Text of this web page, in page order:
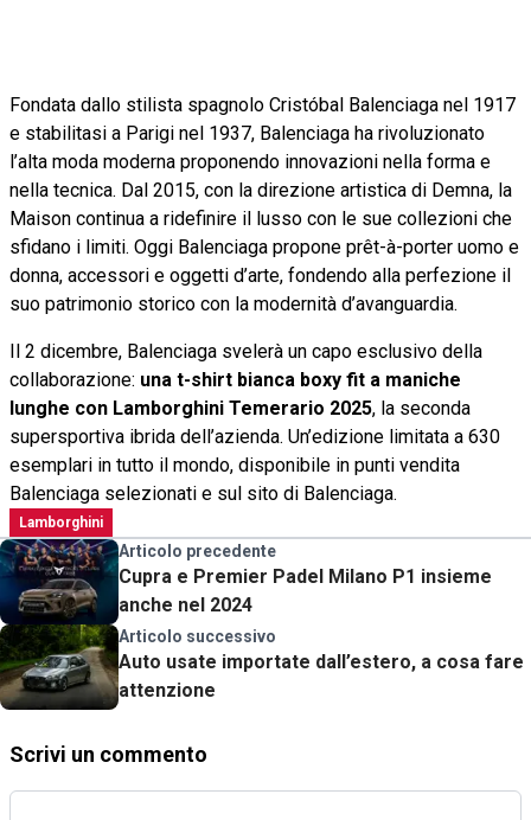
Fondata dallo stilista spagnolo Cristóbal Balenciaga nel 1917
e stabilitasi a Parigi nel 1937, Balenciaga ha rivoluzionato
l’alta moda moderna proponendo innovazioni nella forma e
nella tecnica. Dal 2015, con la direzione artistica di Demna, la
Maison continua a ridefinire il lusso con le sue collezioni che
sfidano i limiti. Oggi Balenciaga propone prêt-à-porter uomo e
donna, accessori e oggetti d’arte, fondendo alla perfezione il
suo patrimonio storico con la modernità d’avanguardia.
Il 2 dicembre, Balenciaga svelerà un capo esclusivo della
collaborazione: una t-shirt bianca boxy fit a maniche
lunghe con Lamborghini Temerario 2025, la seconda
supersportiva ibrida dell’azienda. Un’edizione limitata a 630
esemplari in tutto il mondo, disponibile in punti vendita
Balenciaga selezionati e sul sito di Balenciaga.
Lamborghini
Articolo precedente
Cupra e Premier Padel Milano P1 insieme
anche nel 2024
Articolo successivo
Auto usate importate dall’estero, a cosa fare
attenzione
Scrivi un commento